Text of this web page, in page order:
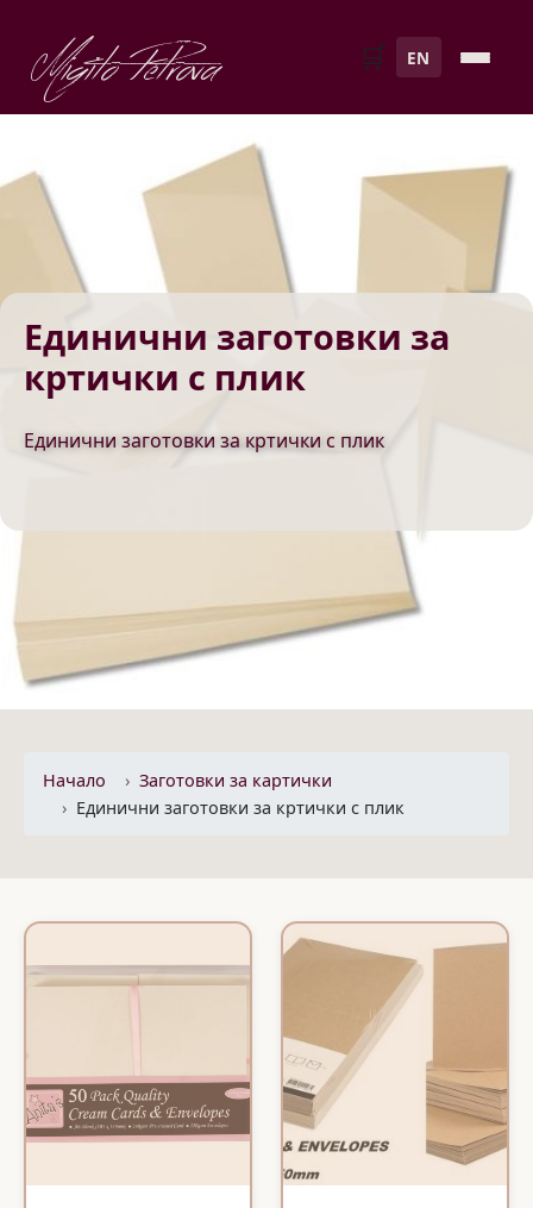
Migito Petrova 🛒 EN
Единични заготовки за
кртички с плик
Единични заготовки за кртички с плик
Начало
Заготовки за картички
Единични заготовки за кртички с плик